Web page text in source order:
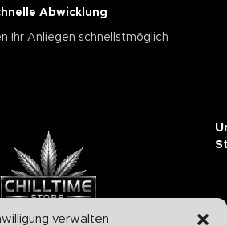
verwalten
Abwicklung
Ihr Anliegen schnellstmöglich